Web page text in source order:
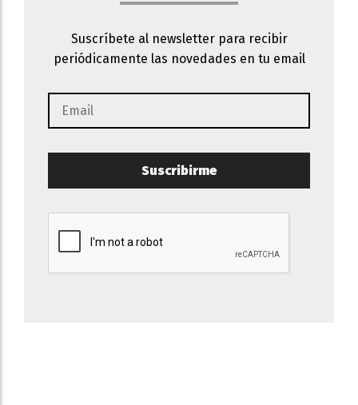
Suscríbete al newsletter para recibir
periódicamente las novedades en tu email
Suscribirme